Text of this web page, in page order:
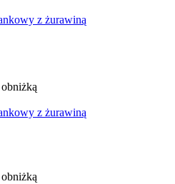
z żurawiną
z żurawiną